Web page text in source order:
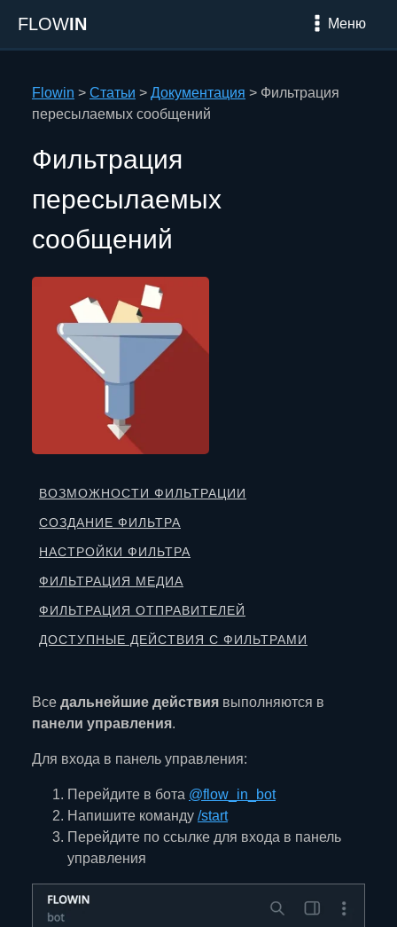
FLOWIN Меню
Flowin > Статьи > Документация > Фильтрация
пересылаемых сообщений
Фильтрация
пересылаемых
сообщений
ВОЗМОЖНОСТИ ФИЛЬТРАЦИИ
СОЗДАНИЕ ФИЛЬТРА
НАСТРОЙКИ ФИЛЬТРА
ФИЛЬТРАЦИЯ МЕДИА
ФИЛЬТРАЦИЯ ОТПРАВИТЕЛЕЙ
ДОСТУПНЫЕ ДЕЙСТВИЯ С ФИЛЬТРАМИ
Все дальнейшие действия выполняются в
панели управления.
Для входа в панель управления:
Перейдите в бота @flow_in_bot
Напишите команду /start
Перейдите по ссылке для входа в панель
управления